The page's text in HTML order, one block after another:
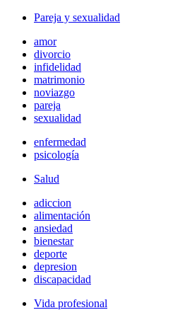
Pareja y sexualidad
amor
divorcio
infidelidad
matrimonio
noviazgo
pareja
sexualidad
enfermedad
psicología
Salud
adiccion
alimentación
ansiedad
bienestar
deporte
depresion
discapacidad
Vida profesional